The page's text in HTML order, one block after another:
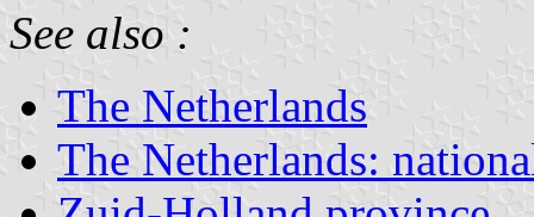
See also :
The Netherlands
The Netherlands: